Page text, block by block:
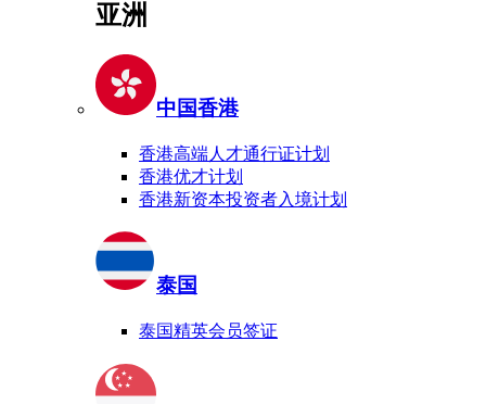
亚洲
中国香港
香港高端人才通行证计划
香港优才计划
香港新资本投资者入境计划
泰国
泰国精英会员签证